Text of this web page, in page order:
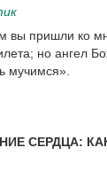
вы пришли ко
но ангел
мучимся».
СЕРДЦА: